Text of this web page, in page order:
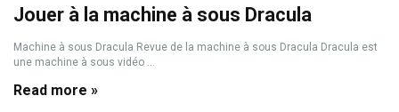
Jouer à la machine à sous Dracula
Machine à sous Dracula Revue de la machine à sous Dracula Dracula est
une machine à sous vidéo ...
Read more »